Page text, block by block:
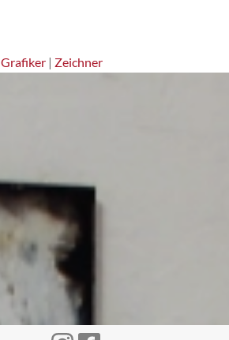
Grafiker | Zeichner